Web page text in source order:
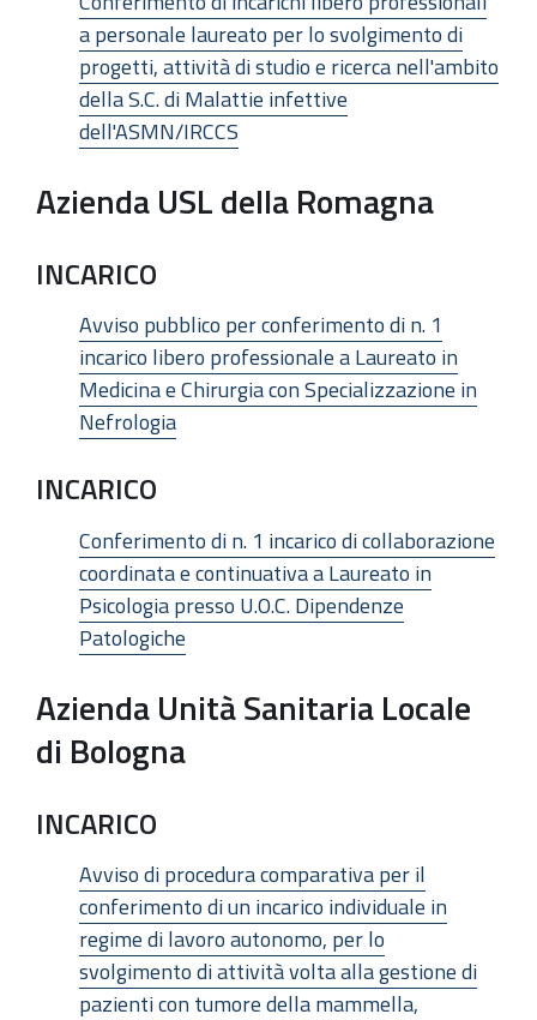
a personale laureato per lo svolgimento di
progetti, attività di studio e ricerca nell'ambito
della S.C. di Malattie infettive
dell'ASMN/IRCCS
Azienda USL della Romagna
INCARICO
Avviso pubblico per conferimento di n. 1
incarico libero professionale a Laureato in
Medicina e Chirurgia con Specializzazione in
Nefrologia
INCARICO
Conferimento di n. 1 incarico di collaborazione
coordinata e continuativa a Laureato in
Psicologia presso U.O.C. Dipendenze
Patologiche
Azienda Unità Sanitaria Locale
di Bologna
INCARICO
Avviso di procedura comparativa per il
conferimento di un incarico individuale in
regime di lavoro autonomo, per lo
svolgimento di attività volta alla gestione di
pazienti con tumore della mammella,